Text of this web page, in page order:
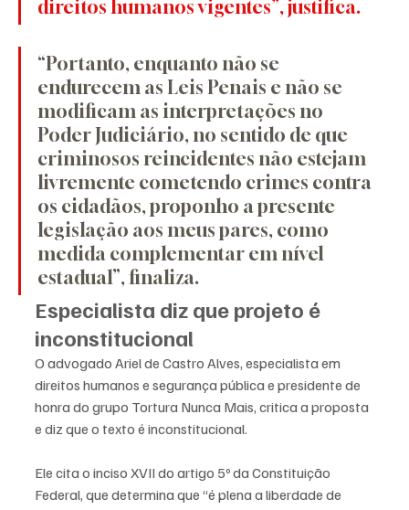
direitos humanos vigentes”, justifica.
“Portanto, enquanto não se
endurecem as Leis Penais e não se
modificam as interpretações no
Poder Judiciário, no sentido de que
criminosos reincidentes não estejam
livremente cometendo crimes contra
os cidadãos, proponho a presente
legislação aos meus pares, como
medida complementar em nível
estadual”, finaliza.
Especialista diz que projeto é
inconstitucional
O advogado Ariel de Castro Alves, especialista em
direitos humanos e segurança pública e presidente de
honra do grupo Tortura Nunca Mais, critica a proposta
e diz que o texto é inconstitucional.
Ele cita o inciso XVII do artigo 5º da Constituição
Federal, que determina que “é plena a liberdade de